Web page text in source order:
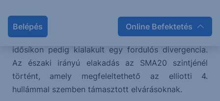
Belépés Online Befektetés
előtti hullámra jellemző karakterjegy, az RSI a bear
ellenállás zónája előtt délnek fordult, alacsonyabb
idősíkon pedig kialakult egy fordulós divergencia.
Az északi irányú elakadás az SMA20 szintjénél
történt, amely megfeleltethető az elliotti 4.
hullámmal szemben támasztott elvárásoknak.